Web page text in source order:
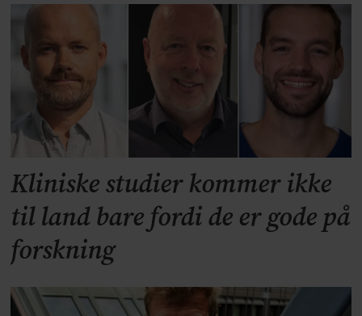
Kliniske studier kommer ikke
til land bare fordi de er gode på
forskning